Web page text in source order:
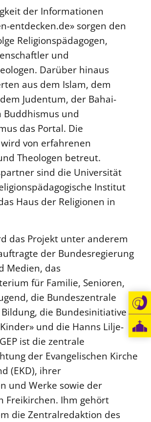
der Informationen
entdecken.de» sorgen den
Religionspädagogen,
und
Darüber hinaus
aus dem Islam, dem
Judentum, der Bahai-
Buddhismus und
das Portal. Die
von erfahrenen
Theologen betreut.
sind die Universität
Institut
Haus der Religionen in
das Projekt unter anderem
der Bundesregierung
Medien, das
für Familie, Senioren,
die Bundeszentrale
die Bundesinitiative
und die Hanns Lilje-
ist die zentrale
der Evangelischen Kirche
(EKD), ihrer
und Werke sowie der
Freikirchen. Ihm gehört
die Zentralredaktion des
im Pfarrberuf